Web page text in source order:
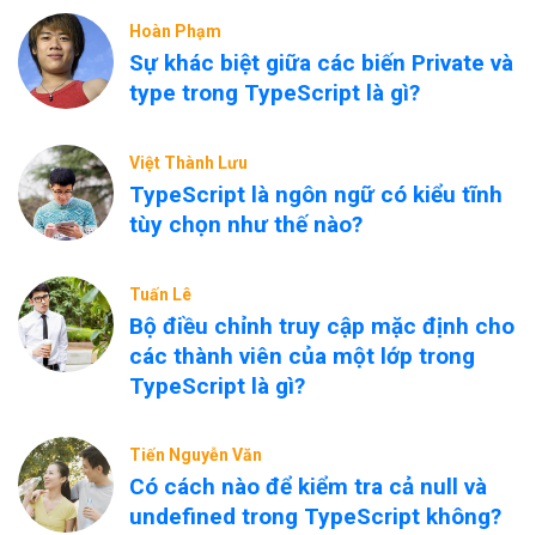
Hoàn Phạm
Sự khác biệt giữa các biến Private và
type trong TypeScript là gì?
Việt Thành Lưu
TypeScript là ngôn ngữ có kiểu tĩnh
tùy chọn như thế nào?
Tuấn Lê
Bộ điều chỉnh truy cập mặc định cho
các thành viên của một lớp trong
TypeScript là gì?
Tiến Nguyễn Văn
Có cách nào để kiểm tra cả null và
undefined trong TypeScript không?